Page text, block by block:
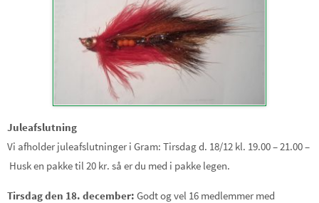
Juleafslutning
Vi afholder juleafslutninger i Gram: Tirsdag d. 18/12 kl. 19.00 – 21.00 –
Husk en pakke til 20 kr. så er du med i pakke legen.
Tirsdag den 18. december: Godt og vel 16 medlemmer med